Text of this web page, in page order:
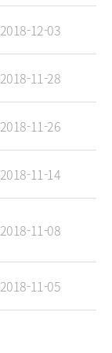
2018-12-03
2018-11-28
2018-11-26
2018-11-14
2018-11-08
2018-11-05